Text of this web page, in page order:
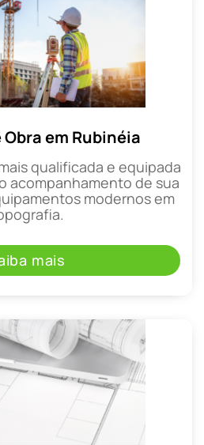
em Rubinéia
qualificada e equipada
acompanhamento de sua
modernos em
mais